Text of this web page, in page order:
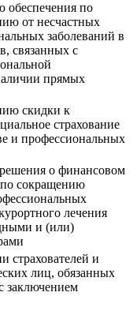
обеспечения по
от несчастных
заболеваний в
связанных с
прямых
скидки к
страхование
и профессиональных
о финансовом
сокращению
лечения
и (или)
страхователей и
лиц, обязанных
заключением